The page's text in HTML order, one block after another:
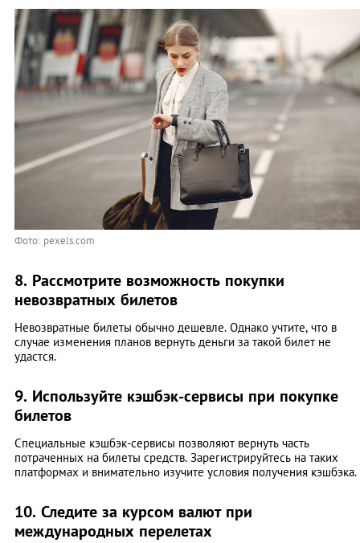
Фото: pexels.com
8. Рассмотрите возможность покупки
невозвратных билетов
Невозвратные билеты обычно дешевле. Однако учтите, что в
случае изменения планов вернуть деньги за такой билет не
удастся.
9. Используйте кэшбэк-сервисы при покупке
билетов
Специальные кэшбэк-сервисы позволяют вернуть часть
потраченных на билеты средств. Зарегистрируйтесь на таких
платформах и внимательно изучите условия получения кэшбэка.
10. Следите за курсом валют при
международных перелетах